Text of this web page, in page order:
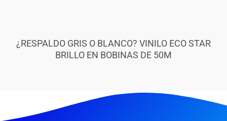
¿RESPALDO GRIS O BLANCO? VINILO ECO STAR
BRILLO EN BOBINAS DE 50M